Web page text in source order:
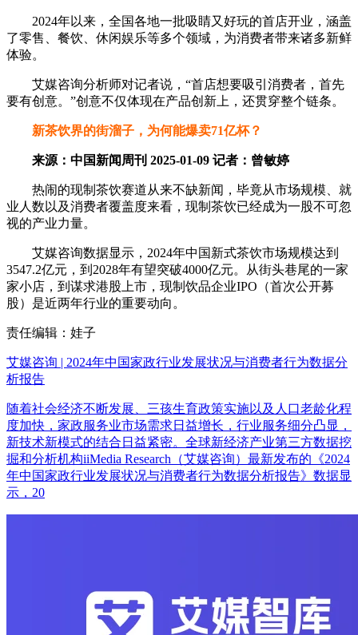
2024年以来，全国各地一批吸睛又好玩的首店开业，涵盖
了零售、餐饮、休闲娱乐等多个领域，为消费者带来诸多新鲜
体验。
艾媒咨询分析师对记者说，“首店想要吸引消费者，首先
要有创意。”创意不仅体现在产品创新上，还贯穿整个链条。
新茶饮界的街溜子，为何能爆卖71亿杯？
来源：中国新闻周刊 2025-01-09 记者：曾敏婷
热闹的现制茶饮赛道从来不缺新闻，毕竟从市场规模、就
业人数以及消费者覆盖度来看，现制茶饮已经成为一股不可忽
视的产业力量。
艾媒咨询数据显示，2024年中国新式茶饮市场规模达到
3547.2亿元，到2028年有望突破4000亿元。从街头巷尾的一家
家小店，到谋求港股上市，现制饮品企业IPO（首次公开募
股）是近两年行业的重要动向。
责任编辑：娃子
艾媒咨询 | 2024年中国家政行业发展状况与消费者行为数据分
析报告
随着社会经济不断发展、三孩生育政策实施以及人口老龄化程
度加快，家政服务业市场需求日益增长，行业服务细分凸显，
新技术新模式的结合日益紧密。全球新经济产业第三方数据挖
掘和分析机构iiMedia Research（艾媒咨询）最新发布的《2024
年中国家政行业发展状况与消费者行为数据分析报告》数据显
示，20